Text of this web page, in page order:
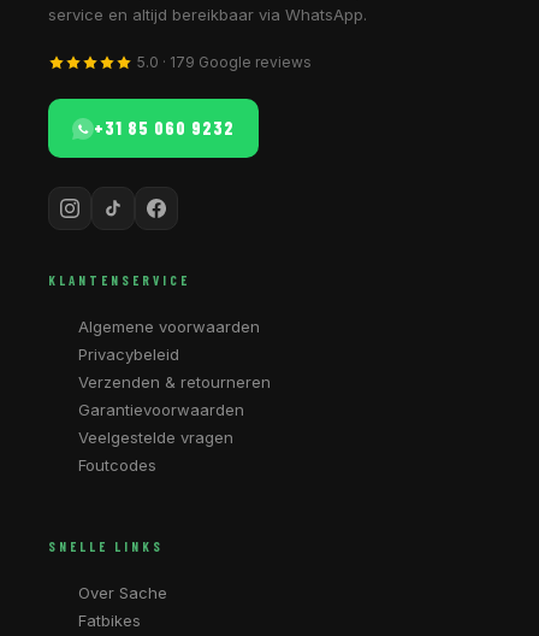
service en altijd bereikbaar via WhatsApp.
5.0 · 179 Google reviews
+31 85 060 9232
KLANTENSERVICE
Algemene voorwaarden
Privacybeleid
Verzenden & retourneren
Garantievoorwaarden
Veelgestelde vragen
Foutcodes
SNELLE LINKS
Over Sache
Fatbikes